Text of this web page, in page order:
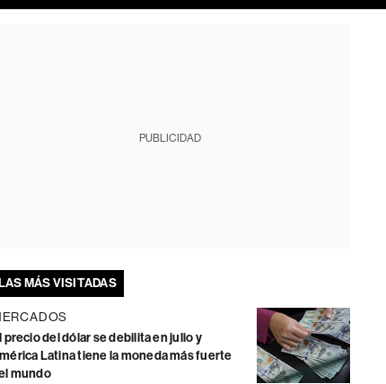
PUBLICIDAD
MÁS VISITADAS
precio del dólar se debilita en julio y
Latina tiene la moneda más fuerte
mundo